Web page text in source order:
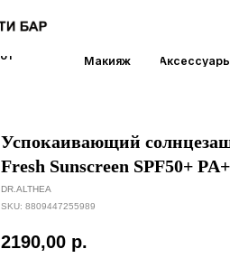
Макияж Аксессуары Ароматы
Успокаивающий
Fresh Sunscreen SPF50+
DR.ALTHEA
SKU: 8809447255989
2190,00 р.